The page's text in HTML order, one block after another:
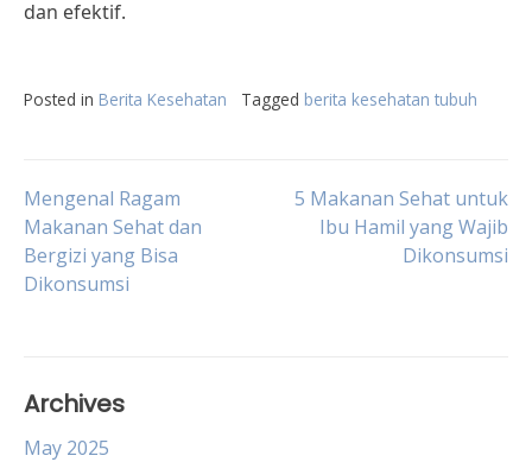
dan efektif.
Posted in Berita Kesehatan Tagged berita kesehatan tubuh
Post
navigation
Mengenal Ragam
Makanan Sehat dan
Bergizi yang Bisa
Dikonsumsi
5 Makanan Sehat untuk
Ibu Hamil yang Wajib
Dikonsumsi
Archives
May 2025